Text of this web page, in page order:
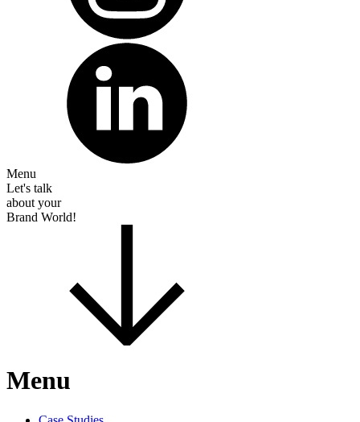
Menu
Let's talk
about your
Brand World!
Menu